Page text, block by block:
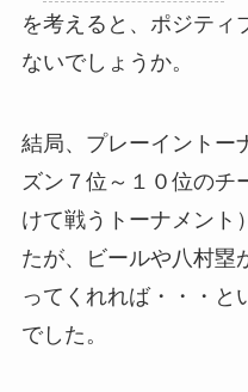
を考えると、ポジティ
ないでしょうか。
結局、プレーイントー
ズン７位～１０位のチ
けて戦うトーナメント
たが、ビールや八村塁
ってくれれば・・・と
でした。